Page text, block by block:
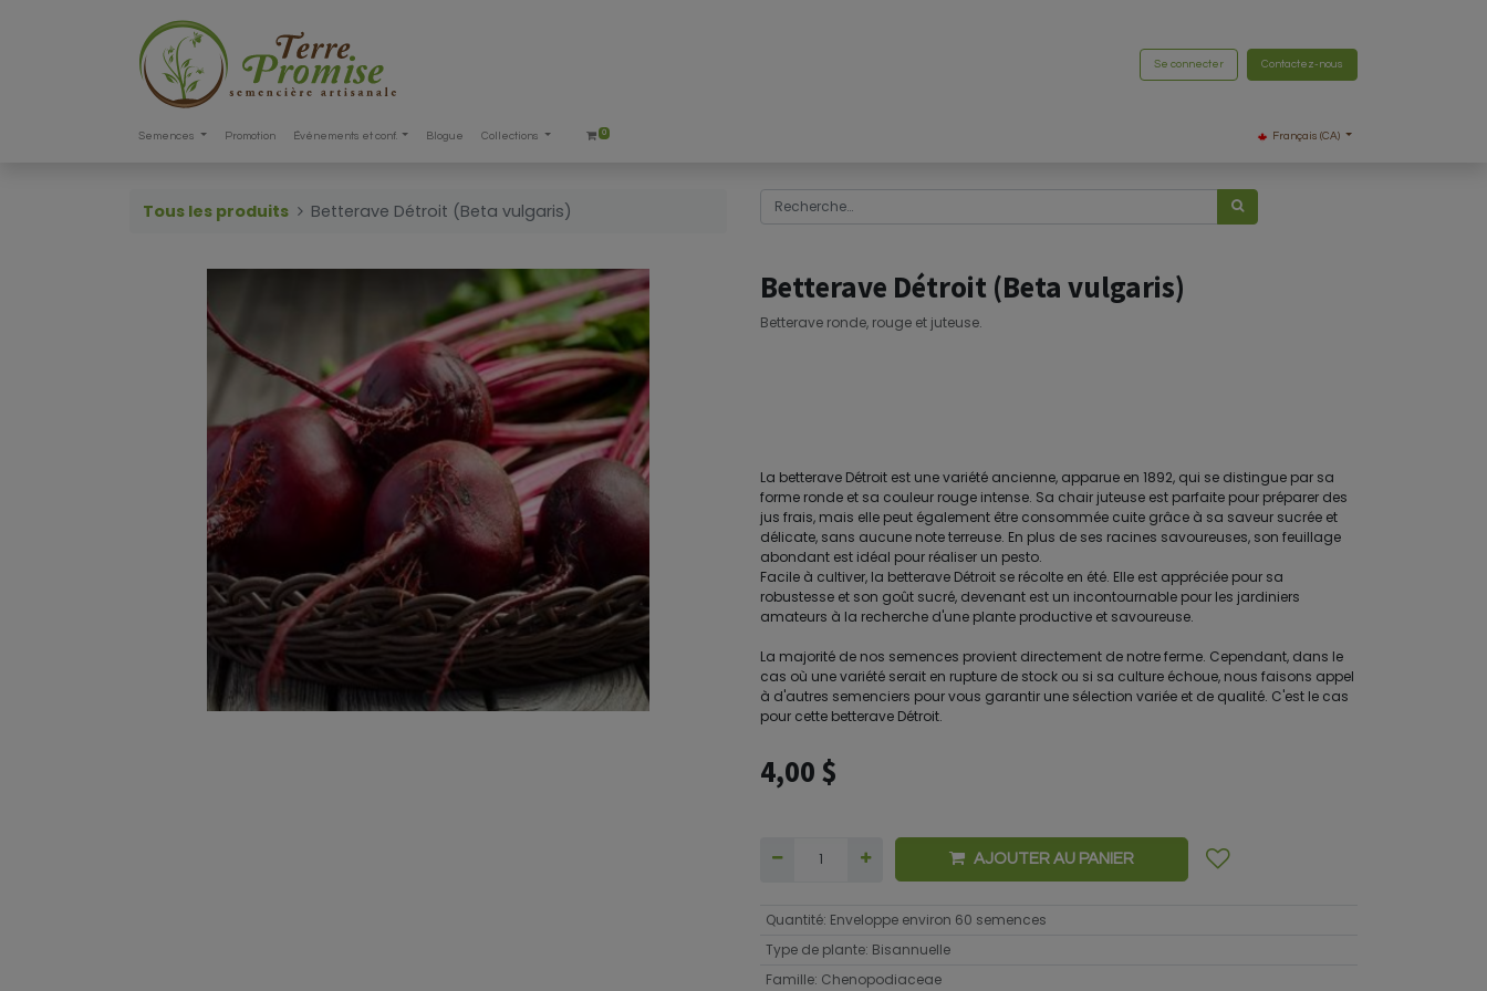
Se connecter Contactez-nous
Semences Promotion Événements et conf. Blogue Collections 0 Français (CA)
Tous les produits Betterave Détroit (Beta vulgaris)
Betterave Détroit (Beta vulgaris)
Betterave ronde, rouge et juteuse.
La betterave Détroit est une variété ancienne, apparue en 1892, qui se distingue par sa
forme ronde et sa couleur rouge intense. Sa chair juteuse est parfaite pour préparer des
jus frais, mais elle peut également être consommée cuite grâce à sa saveur sucrée et
délicate, sans aucune note terreuse. En plus de ses racines savoureuses, son feuillage
abondant est idéal pour réaliser un pesto.
Facile à cultiver, la betterave Détroit se récolte en été. Elle est appréciée pour sa
robustesse et son goût sucré, devenant est un incontournable pour les jardiniers
amateurs à la recherche d'une plante productive et savoureuse.
La majorité de nos semences provient directement de notre ferme. Cependant, dans le
cas où une variété serait en rupture de stock ou si sa culture échoue, nous faisons appel
à d'autres semenciers pour vous garantir une sélection variée et de qualité. C'est le cas
pour cette betterave Détroit.
4,00 $
AJOUTER AU PANIER
Quantité: Enveloppe environ 60 semences
Type de plante: Bisannuelle
Famille: Chenopodiaceae